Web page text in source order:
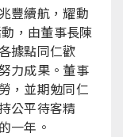
豐續航，耀動
，由董事長陳
據點同仁歡
力成果。董事
，並期勉同仁
公平待客精
一年。